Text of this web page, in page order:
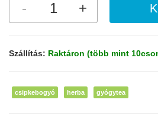
Szállítás: Raktáron (több mint
csipkebogyó herba gyógytea